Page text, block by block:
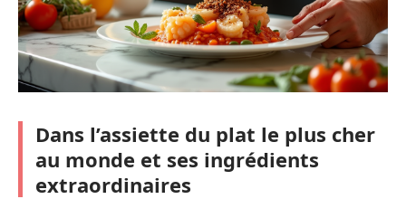
Dans l’assiette du plat le plus cher
au monde et ses ingrédients
extraordinaires